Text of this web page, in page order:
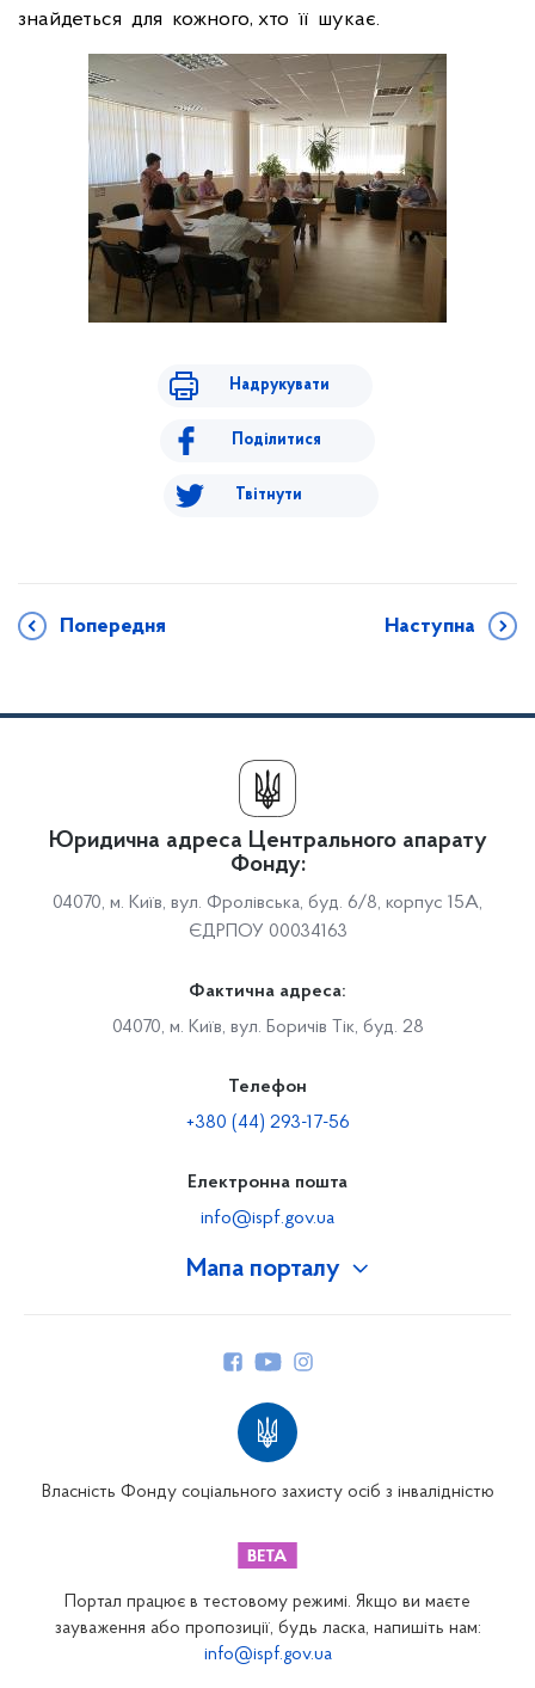
знайдеться для кожного, хто її шукає.
Надрукувати
Поділитися
Твітнути
Попередня Наступна
Мапа порталу
Закарпатське відділення
Запорізьке відділення
Юридична адреса Центрального апарату
Фонду:
04070, м. Київ, вул. Фролівська, буд. 6/8, корпус 15А,
ЄДРПОУ 00034163
Фактична адреса:
04070, м. Київ, вул. Боричів Тік, буд. 28
Телефон
+380 (44) 293-17-56
Електронна пошта
info@ispf.gov.ua
Власність Фонду соціального захисту осіб з інвалідністю
Портал працює в тестовому режимі. Якщо ви маєте
зауваження або пропозиції, будь ласка, напишіть нам:
info@ispf.gov.ua